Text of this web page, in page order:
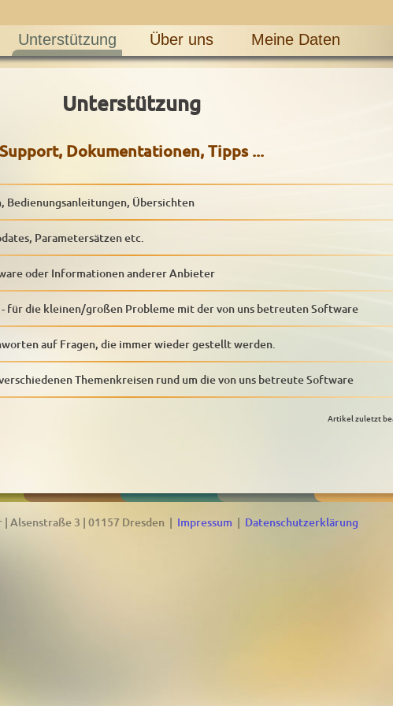
Unterstützung Über uns Meine Daten
Unterstützung
Support, Dokumentationen, Tipps ...
Bedienungsanleitungen, Übersichten
Parametersätzen etc.
oder Informationen anderer Anbieter
- für die kleinen/großen Probleme mit der von uns betreuten Software
auf Fragen, die immer wieder gestellt werden.
Themenkreisen rund um die von uns betreute Software
Artikel zuletzt
| Alsenstraße 3 | 01157 Dresden | Impressum | Datenschutzerklärung